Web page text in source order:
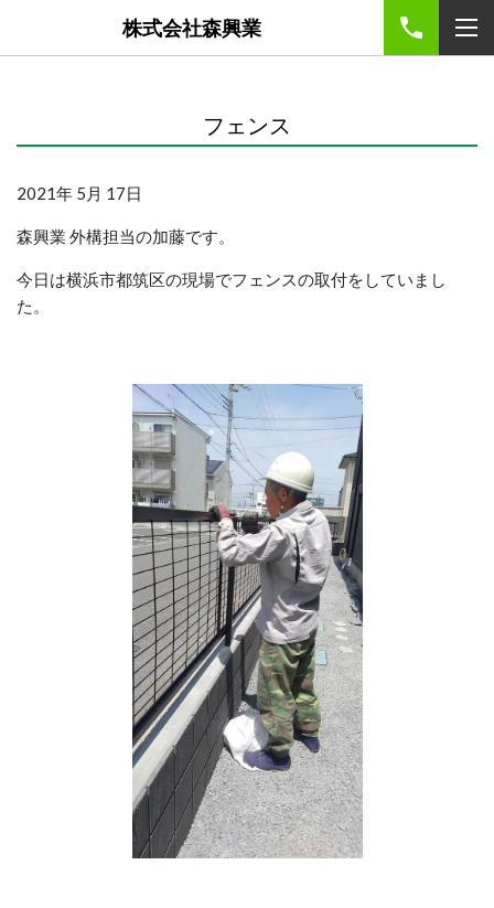
株式会社森興業
フェンス
2021年 5月 17日
森興業 外構担当の加藤です。
今日は横浜市都筑区の現場でフェンスの取付をしていまし
た。